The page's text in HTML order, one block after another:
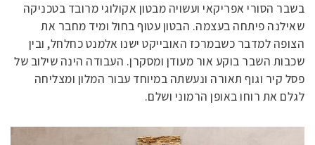
בשבר הסורי אפריקאי ועשויה מבטון אקולוגי מרובד בטכניקה
שאילנה פיתחה בעצמה. הבטון עטוף בחול ומיד מחבר את
הצופה למדבר כשבמרכז האובייקט ישנו אלמנט כחלחל, ובין
שכבות השבר בוקע אור מעודן ומסקרן. העבודה הינה שילוב של
פסל קיר וגוף תאורה ונעשתה במיוחד עבור המלון ומצליחה
לגלם את רוחו באופן הרמוני ושלם.